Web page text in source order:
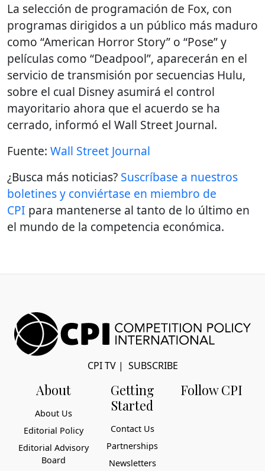
La selección de programación de Fox, con
programas dirigidos a un público más maduro
como “American Horror Story” o “Pose” y
películas como “Deadpool”, aparecerán en el
servicio de transmisión por secuencias Hulu,
sobre el cual Disney asumirá el control
mayoritario ahora que el acuerdo se ha
cerrado, informó el Wall Street Journal.
Fuente: Wall Street Journal
¿Busca más noticias? Suscríbase a nuestros
boletines y conviértase en miembro de
CPI para mantenerse al tanto de lo último en
el mundo de la competencia económica.
CPI TV| SUBSCRIBE
About
About Us
Editorial Policy
Editorial Advisory
Board
Getting
Started
Contact Us
Partnerships
Newsletters
Follow CPI